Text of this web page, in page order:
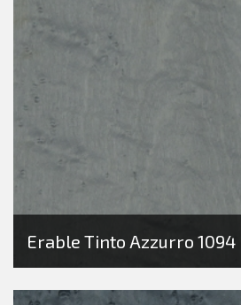
Erable Tinto Azzurro 1094